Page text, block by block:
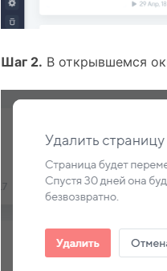
Шаг 2. В открывшемся